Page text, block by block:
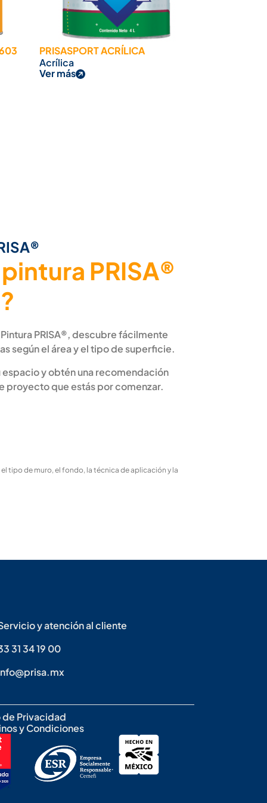
PRISASPORT ACRÍLICA
Acrílica
Ver más
PRISA®
PRISA®, descubre fácilmente
según el área y el tipo de superficie.
espacio y obtén una recomendación
proyecto que estás por comenzar.
tipo de muro, el fondo, la técnica de aplicación y la
y atención al cliente
31 34 19 00
de Privacidad
y Condiciones